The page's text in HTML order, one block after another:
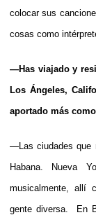
colocar sus
cosas como
—Has viajado y
Los Ángeles,
aportado más
—Las ciudades que
Habana. Nueva
musicalmente, allí
gente diversa. En